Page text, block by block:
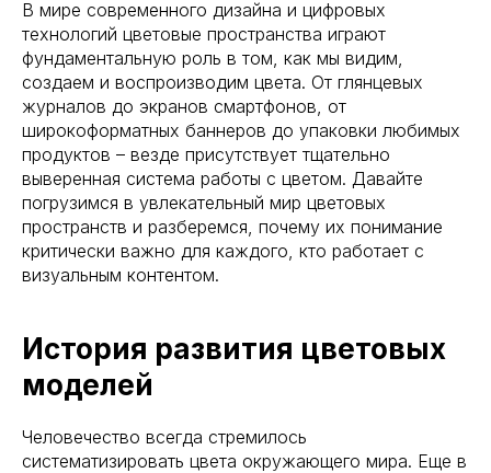
В мире современного дизайна и цифровых
технологий цветовые пространства играют
фундаментальную роль в том, как мы видим,
создаем и воспроизводим цвета. От глянцевых
журналов до экранов смартфонов, от
широкоформатных баннеров до упаковки любимых
продуктов – везде присутствует тщательно
выверенная система работы с цветом. Давайте
погрузимся в увлекательный мир цветовых
пространств и разберемся, почему их понимание
критически важно для каждого, кто работает с
визуальным контентом.
История развития цветовых
моделей
Человечество всегда стремилось
систематизировать цвета окружающего мира. Еще в